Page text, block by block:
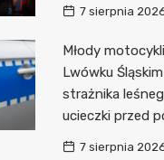
7 sierpnia
Młody
Lwówku
strażnika
ucieczki przed
7 sierpnia